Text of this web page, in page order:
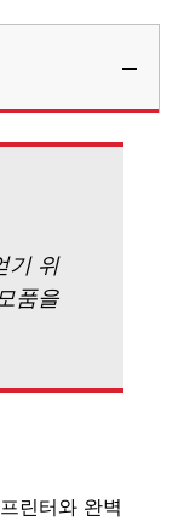
기 위
품을
린터와 완벽